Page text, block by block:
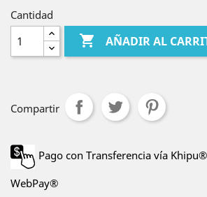
Cantidad
 AÑADIR AL
Compartir
Pago con Transferencia vía
WebPay®